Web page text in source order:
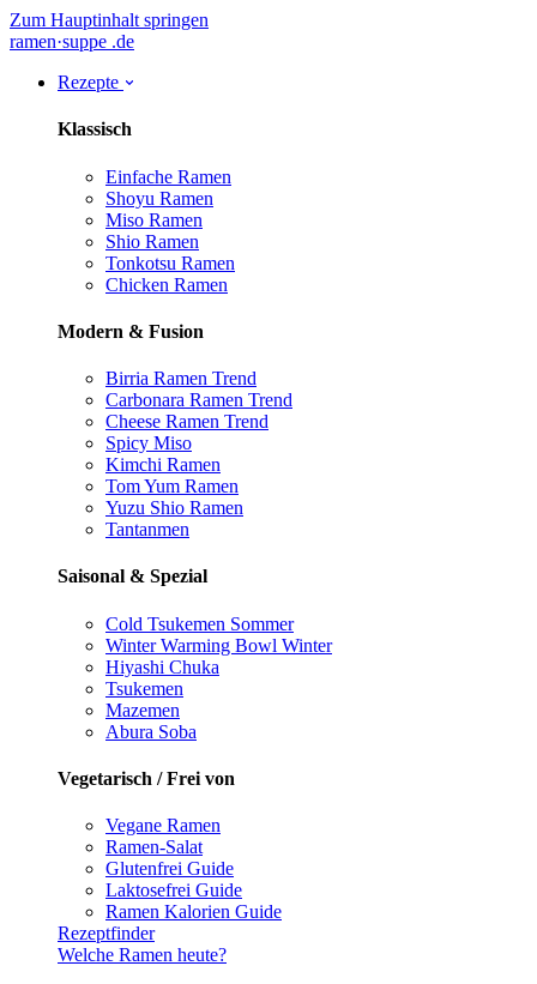
Zum Hauptinhalt springen
ramen·suppe .de
Rezepte
Klassisch
Einfache Ramen
Shoyu Ramen
Miso Ramen
Shio Ramen
Tonkotsu Ramen
Chicken Ramen
Modern & Fusion
Birria Ramen Trend
Carbonara Ramen Trend
Cheese Ramen Trend
Spicy Miso
Kimchi Ramen
Tom Yum Ramen
Yuzu Shio Ramen
Tantanmen
Saisonal & Spezial
Cold Tsukemen Sommer
Winter Warming Bowl Winter
Hiyashi Chuka
Tsukemen
Mazemen
Abura Soba
Vegetarisch / Frei von
Vegane Ramen
Ramen-Salat
Glutenfrei Guide
Laktosefrei Guide
Ramen Kalorien Guide
Rezeptfinder
Welche Ramen heute?